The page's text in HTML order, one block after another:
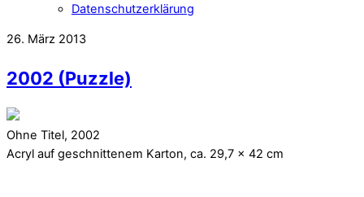
Datenschutzerklärung
26. März 2013
2002 (Puzzle)
Ohne Titel, 2002
Acryl auf geschnittenem Karton, ca. 29,7 x 42 cm